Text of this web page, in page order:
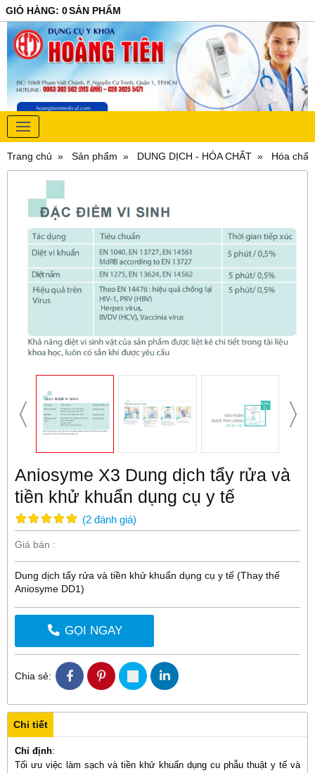
GIỎ HÀNG: 0SẢN PHẨM
Trang chủ Sản phẩm DUNG DỊCH - HÓA CHẤT Hóa chất
Aniosyme X3 Dung dịch tẩy rửa và
tiền khử khuẩn dụng cụ y tế
(2 đánh giá)
Giá bán :
Dung dịch tẩy rửa và tiền khử khuẩn dụng cụ y tế (Thay thế
Aniosyme DD1)
GỌI NGAY
Chia sẻ:
Chi tiết
Chỉ định:
Tối ưu việc làm sạch và tiền khử khuẩn dụng cu phẫu thuật y tế và